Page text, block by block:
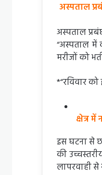
अस्पताल
अस्पताल
“अस्पताल में
मरीजों को
*“रविवार
क्षेत्र में
इस घटना से
की
लापरवाही से